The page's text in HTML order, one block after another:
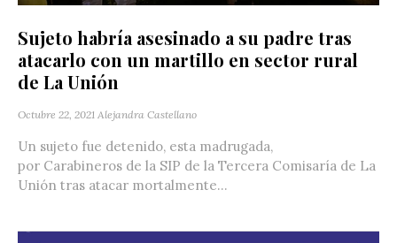
Sujeto habría asesinado a su padre tras
atacarlo con un martillo en sector rural
de La Unión
Octubre 22, 2021 Alejandra Castellano
Un sujeto fue detenido, esta madrugada,
por Carabineros de la SIP de la Tercera Comisaría de La
Unión tras atacar mortalmente...